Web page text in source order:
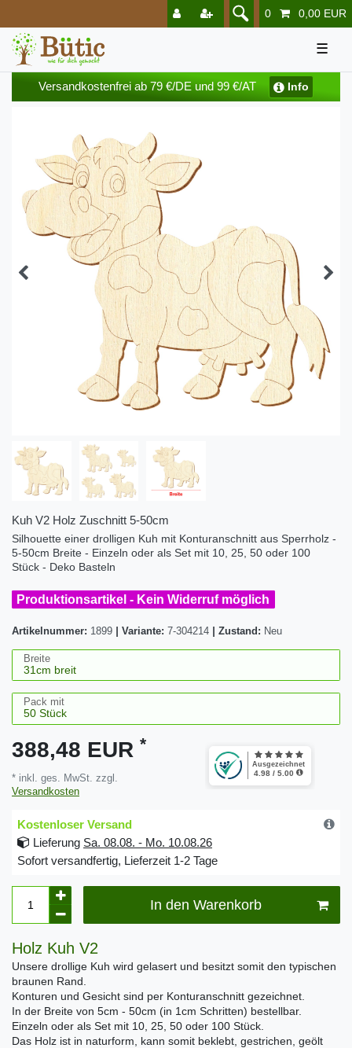
0 0,00 EUR
☰
Versandkostenfrei ab 79 €/DE und 99 €/AT Info
Kuh V2 Holz Zuschnitt 5-50cm
Silhouette einer drolligen Kuh mit Konturanschnitt aus Sperrholz -
5-50cm Breite - Einzeln oder als Set mit 10, 25, 50 oder 100
Stück - Deko Basteln
Produktionsartikel - Kein Widerruf möglich
Artikelnummer: 1899 Variante: 7-304214 Zustand: Neu
Breite
Pack mit
388,48 EUR *
* inkl. ges. MwSt. zzgl.
Versandkosten
Kostenloser Versand
Lieferung Sa. 08.08. - Mo. 10.08.26
Sofort versandfertig, Lieferzeit 1-2 Tage
In den Warenkorb
Holz Kuh V2
Unsere drollige Kuh wird gelasert und besitzt somit den typischen
braunen Rand.
Konturen und Gesicht sind per Konturanschnitt gezeichnet.
In der Breite von 5cm - 50cm (in 1cm Schritten) bestellbar.
Einzeln oder als Set mit 10, 25, 50 oder 100 Stück.
Das Holz ist in naturform, kann somit beklebt, gestrichen, geölt